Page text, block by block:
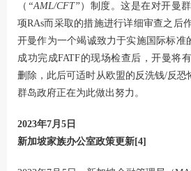
（ “AML/CFT” ）制度。这是在对开曼
项RAs而采取的措施进行详细审查之后
开曼作为一个竭诚致力于实施国际标准
成功完成FATF的现场检查后，开曼将
删除，此后可适时从欧盟的反洗钱/反恐
群岛政府正在为此做出努力。
2023年7月5日
新加坡家族办公室政策更新[4]